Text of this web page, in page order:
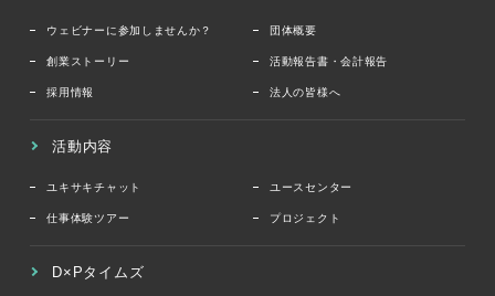
ウェビナーに参加しませんか？ 団体概要
創業ストーリー 活動報告書・会計報告
採用情報 法人の皆様へ
活動内容
ユキサキチャット ユースセンター
仕事体験ツアー プロジェクト
D×Pタイムズ